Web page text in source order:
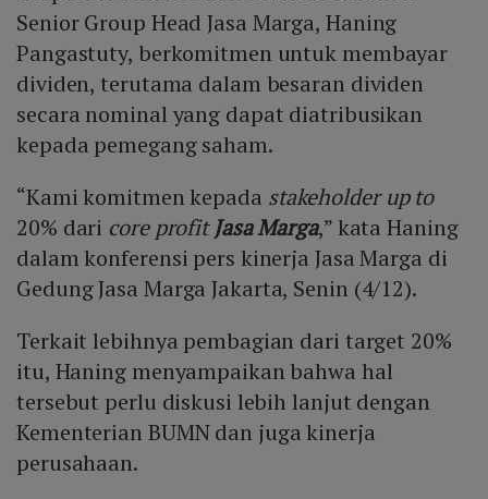
Senior Group Head Jasa Marga, Haning
Pangastuty, berkomitmen untuk membayar
dividen, terutama dalam besaran dividen
secara nominal yang dapat diatribusikan
kepada pemegang saham.
“Kami komitmen kepada stakeholder up to
20% dari core profitJasa Marga,” kata Haning
dalam konferensi pers kinerja Jasa Marga di
Gedung Jasa Marga Jakarta, Senin (4/12).
Terkait lebihnya pembagian dari target 20%
itu, Haning menyampaikan bahwa hal
tersebut perlu diskusi lebih lanjut dengan
Kementerian BUMN dan juga kinerja
perusahaan.